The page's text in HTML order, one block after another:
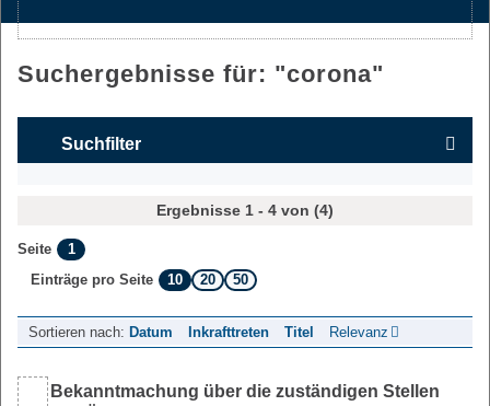
Suchergebnisse für: "corona"
Suchfilter
Ergebnisse 1 - 4 von (4)
Seite
1
Einträge pro Seite
10 20 50
Sortieren nach: Datum Inkrafttreten Titel Relevanz
Bekanntmachung über die zuständigen Stellen